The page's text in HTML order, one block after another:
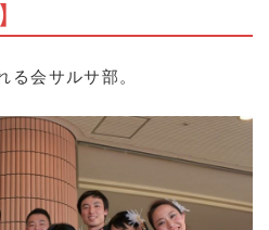
る会サルサ部。